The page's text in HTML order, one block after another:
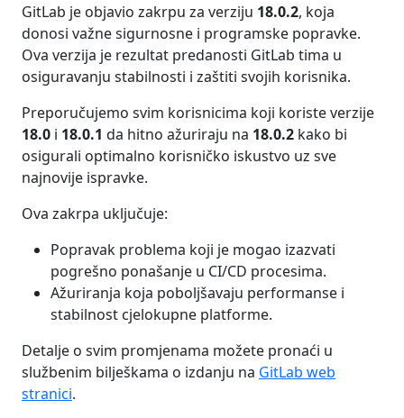
GitLab je objavio zakrpu za verziju 18.0.2, koja
donosi važne sigurnosne i programske popravke.
Ova verzija je rezultat predanosti GitLab tima u
osiguravanju stabilnosti i zaštiti svojih korisnika.
Preporučujemo svim korisnicima koji koriste verzije
18.0 i 18.0.1 da hitno ažuriraju na 18.0.2 kako bi
osigurali optimalno korisničko iskustvo uz sve
najnovije ispravke.
Ova zakrpa uključuje:
Popravak problema koji je mogao izazvati
pogrešno ponašanje u CI/CD procesima.
Ažuriranja koja poboljšavaju performanse i
stabilnost cjelokupne platforme.
Detalje o svim promjenama možete pronaći u
službenim bilješkama o izdanju na GitLab web
stranici.